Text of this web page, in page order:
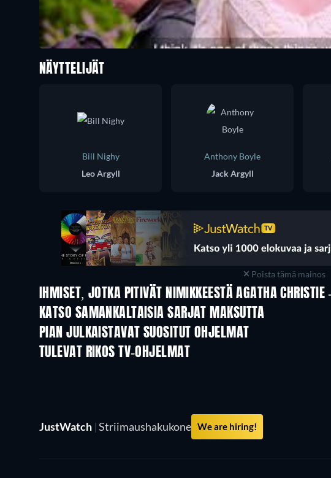
NÄYTTELIJÄT
Bill Nighy
Leo Argyll
Anthony Boyle
Jack Argyll
Poista tämä mainos
IHMISET, JOTKA PITIVÄT NIMIKKEESTÄ AGATHA
TV TV
KATSO SAMANKALTAISIA SARJAT MAKSUTTA
TV TV
PIAN JULKAISTAVAT SUOSITUT OHJELMAT
TV
TULEVAT RIKOS TV-OHJELMAT
Kausi 6
JustWatch | Striimaushakukone We are hiring!